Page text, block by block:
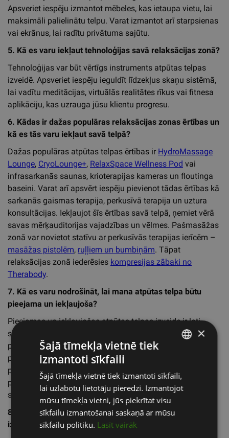
Apsveriet iespēju izmantot mēbeles, kas ietaupa vietu, lai
maksimāli palielinātu telpu. Varat izmantot arī starpsienas
vai ekrānus, lai radītu privātuma sajūtu.
5. Kā es varu iekļaut tehnoloģijas savā relaksācijas zonā?
Tehnoloģijas var būt vērtīgs instruments atpūtas telpas
izveidē. Apsveriet iespēju ieguldīt līdzekļus skaņu sistēmā,
lai vadītu meditācijas, virtuālās realitātes rīkus vai fitnesa
aplikāciju, kas uzrauga jūsu klientu progresu.
6. Kādas ir dažas populāras relaksācijas zonas ērtības un
kā es tās varu iekļaut savā telpā?
Dažas populāras atpūtas telpas ērtības ir HydroMassage
Lounge, CryoLounge+, RelaxSpace Wellness Pod vai
infrasarkanās saunas, krioterapijas kameras un floutinga
baseini. Varat arī apsvērt iespēju pievienot tādas ērtības kā
sarkanās gaismas terapija, perkusīvā terapija un uztura
konsultācijas. Iekļaujot šīs ērtības savā telpā, ņemiet vērā
savas mērķauditorijas vajadzības un vēlmes. Pašmasāžas
zonā var novietot statīvu ar perkusīvās terapijas ierīcēm –
masāžas pistolēm, ruļļiem un bumbiņām. Tāpat
relaksācijas zonā iederēsies kompresijas zābaki no
Therabody.
7. Kā es varu nodrošināt, lai mana atpūtas telpa būtu
pieejama un iekļaujoša?
Pieejamas un iekļaujošas atpūtas telpas izveide ir ļoti
svarīga, lai veicinātu vispārējo labsajūtu. Apsveriet iespēju
pievienot tādus elementus kā ratiņkrēslu uzbrauktuves,
pieejamas vannas istabas un cilvēkiem ar invaliditāti
pielāgotu aprīkojumu. Varat arī piedāvāt nodarbības un
programmas, kas paredzētas dažādām vajadzībām un
spējām.
8. Kādas ir biežāk pieļautās kļūdas, no kurām vajadzētu
izvairīties, veidojot relaksācijas zonu?
ENGLISH
RUSSIAN
×
Šajā tīmekļa vietnē tiek
izmantoti sīkfaili
Šajā tīmekļa vietnē tiek izmantoti sīkfaili,
lai uzlabotu lietotāju pieredzi. Izmantojot
mūsu tīmekļa vietni, jūs piekrītat visu
sīkfailu izmantošanai saskaņā ar mūsu
sīkfailu politiku. Lasīt vairāk